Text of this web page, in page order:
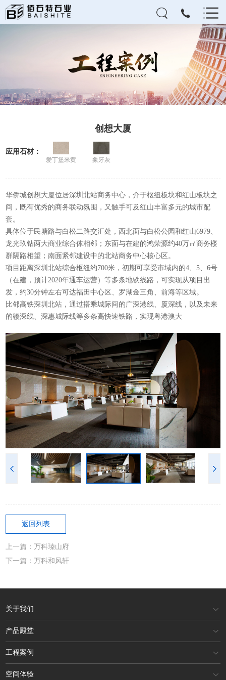
创想大厦
应用石材：
爱丁堡米黄 象牙灰
华侨城创想大厦位居深圳北站商务中心，介于枢纽板块和红山板块之
间，既有优秀的商务联动氛围，又触手可及红山丰富多元的城市配
套。
具体位于民塘路与白松二路交汇处，西北面与白松公园和红山6979、
龙光玖钻两大商业综合体相邻；东面与在建的鸿荣源约40万㎡商务楼
群隔路相望；南面紧邻建设中的北站商务中心核心区。
项目距离深圳北站综合枢纽约700米，初期可享受市域内的4、5、6号
（在建，预计2020年通车运营）等多条地铁线路，可实现从项目出
发，约30分钟左右可达福田中心区、罗湖金三角、前海等区域。
比邻高铁深圳北站，通过搭乘城际间的广深港线、厦深线，以及未来
的赣深线、深惠城际线等多条高快速铁路，实现粤港澳大
返回列表
上一篇：万科瑧山府
下一篇：万科和风轩
关于我们
产品殿堂
工程案例
空间体验